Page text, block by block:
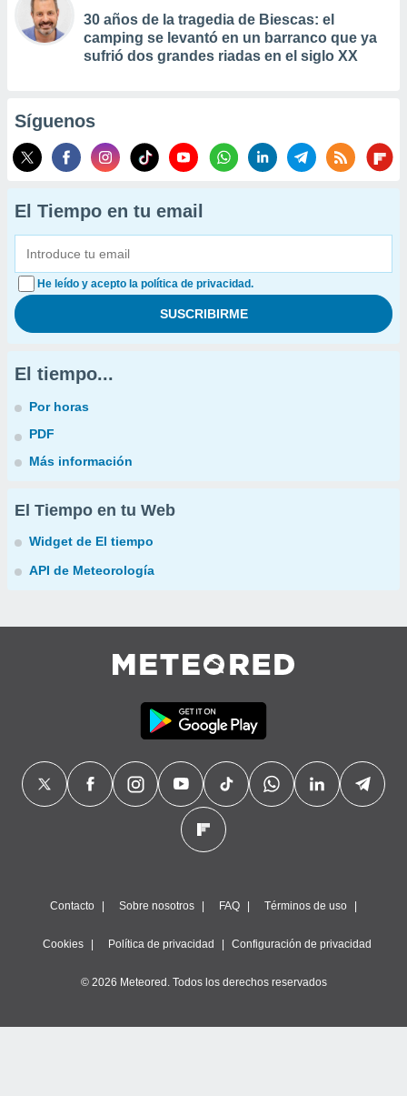
30 años de la tragedia de Biescas: el
camping se levantó en un barranco que ya
sufrió dos grandes riadas en el siglo XX
Síguenos
El Tiempo en tu email
He leído y acepto la política de privacidad.
El tiempo...
Por horas
PDF
Más información
El Tiempo en tu Web
Widget de El tiempo
API de Meteorología
Contacto Sobre nosotros FAQ Términos de uso
Cookies Política de privacidad Configuración de privacidad
© 2026 Meteored. Todos los derechos reservados